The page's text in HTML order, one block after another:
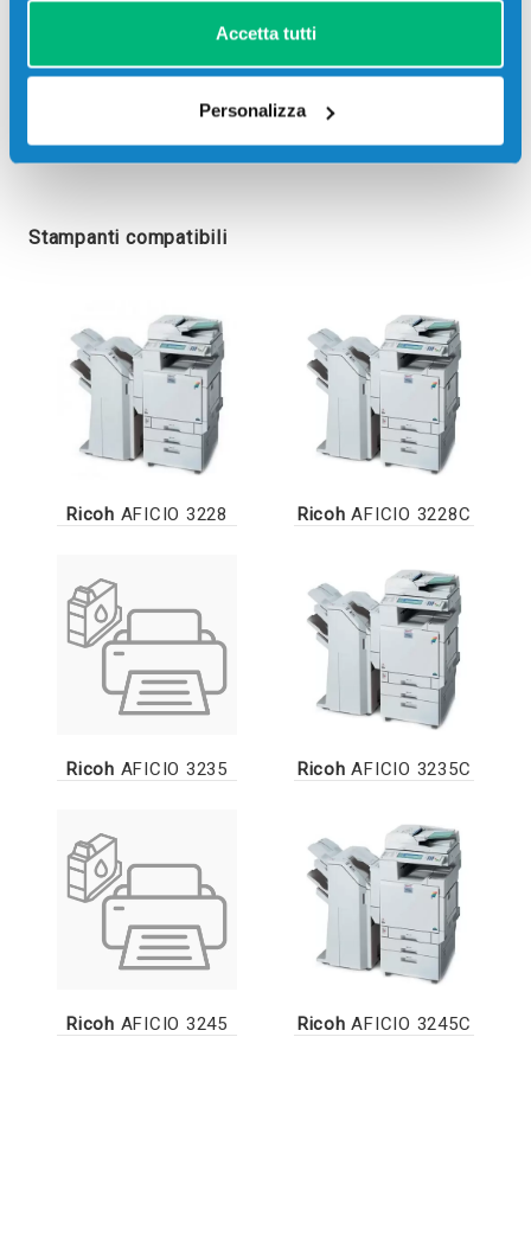
Accetta tutti
Personalizza
Stampanti compatibili
Ricoh AFICIO 3228 Ricoh AFICIO 3228C
Ricoh AFICIO 3235 Ricoh AFICIO 3235C
Ricoh AFICIO 3245 Ricoh AFICIO 3245C